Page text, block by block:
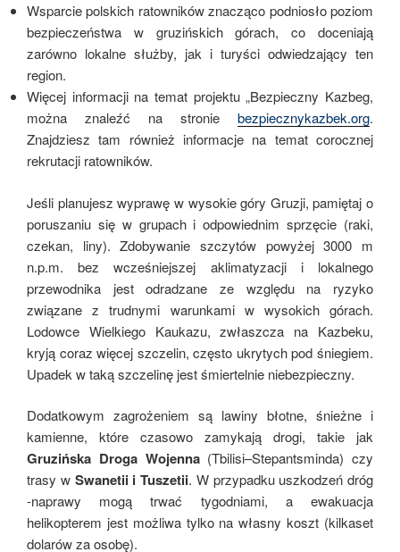
Wsparcie polskich ratowników znacząco podniosło poziom
bezpieczeństwa w gruzińskich górach, co doceniają
zarówno lokalne służby, jak i turyści odwiedzający ten
region.
Więcej informacji na temat projektu „Bezpieczny Kazbeg,
można znaleźć na stronie bezpiecznykazbek.org.
Znajdziesz tam również informacje na temat corocznej
rekrutacji ratowników.
Jeśli planujesz wyprawę w wysokie góry Gruzji, pamiętaj o
poruszaniu się w grupach i odpowiednim sprzęcie (raki,
czekan, liny). Zdobywanie szczytów powyżej 3000 m
n.p.m. bez wcześniejszej aklimatyzacji i lokalnego
przewodnika jest odradzane ze względu na ryzyko
związane z trudnymi warunkami w wysokich górach.
Lodowce Wielkiego Kaukazu, zwłaszcza na Kazbeku,
kryją coraz więcej szczelin, często ukrytych pod śniegiem.
Upadek w taką szczelinę jest śmiertelnie niebezpieczny.
Dodatkowym zagrożeniem są lawiny błotne, śnieżne i
kamienne, które czasowo zamykają drogi, takie jak
Gruzińska Droga Wojenna(Tbilisi–Stepantsminda) czy
trasy w Swanetii i Tuszetii. W przypadku uszkodzeń dróg
-naprawy mogą trwać tygodniami, a ewakuacja
helikopterem jest możliwa tylko na własny koszt (kilkaset
dolarów za osobę).